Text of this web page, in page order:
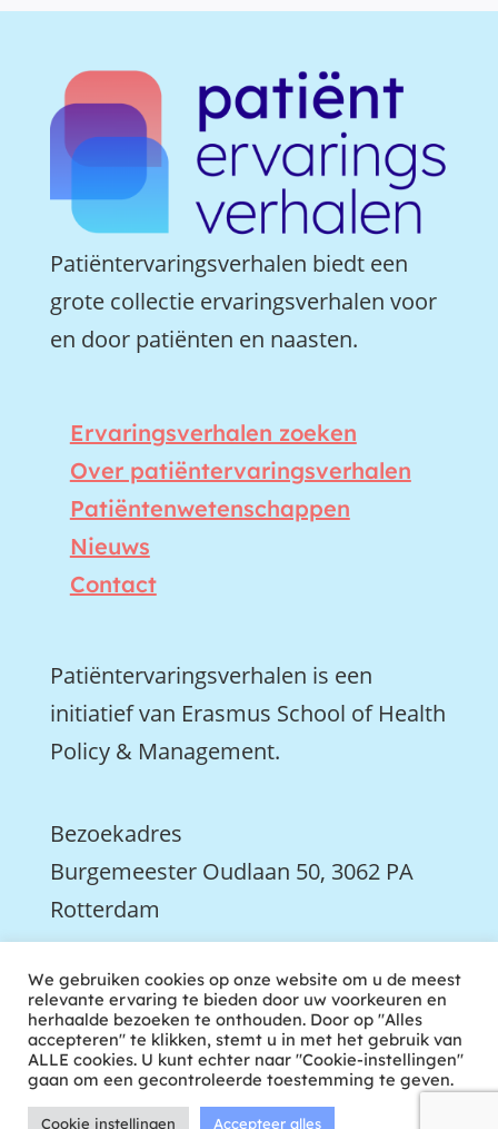
Patiëntervaringsverhalen biedt een
grote collectie ervaringsverhalen voor
en door patiënten en naasten.
Ervaringsverhalen zoeken
Over patiëntervaringsverhalen
Patiëntenwetenschappen
Nieuws
Contact
Patiëntervaringsverhalen is een
initiatief van Erasmus School of Health
Policy & Management.
Bezoekadres
Burgemeester Oudlaan 50, 3062 PA
Rotterdam
 We zijn ook actief op LinkedIn
We gebruiken cookies op onze website om u de meest
relevante ervaring te bieden door uw voorkeuren en
herhaalde bezoeken te onthouden. Door op "Alles
accepteren" te klikken, stemt u in met het gebruik van
ALLE cookies. U kunt echter naar "Cookie-instellingen"
gaan om een gecontroleerde toestemming te geven.
Cookie instellingen Accepteer alles